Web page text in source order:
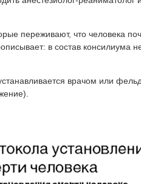
переживают, что человека
в состав консилиума
врачом или